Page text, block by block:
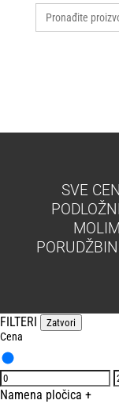
Search
for:
SVE
FILTERI Zatvori
Cena
Namena pločica +